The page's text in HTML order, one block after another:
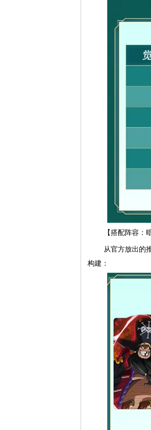
【搭配阵容：
从官方放出的
构建：